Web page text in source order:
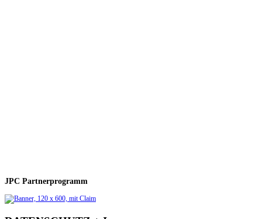
JPC Partnerprogramm